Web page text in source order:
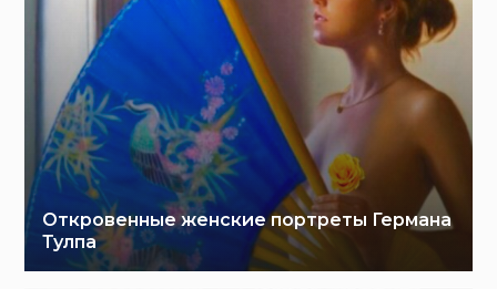
Откровенные женские портреты Германа
Тулпа